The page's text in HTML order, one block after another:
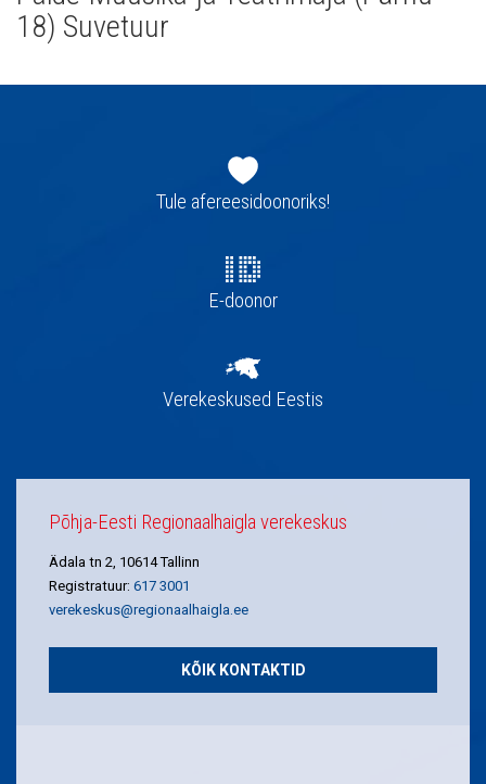
18) Suvetuur
navigatsioonTule afereesidoonoriks!
E-doonor
Verekeskused Eestis
Põhja-Eesti Regionaalhaigla verekeskus
Ädala tn 2, 10614 Tallinn
Registratuur: 617 3001
verekeskus@regionaalhaigla.ee
KÕIK KONTAKTID